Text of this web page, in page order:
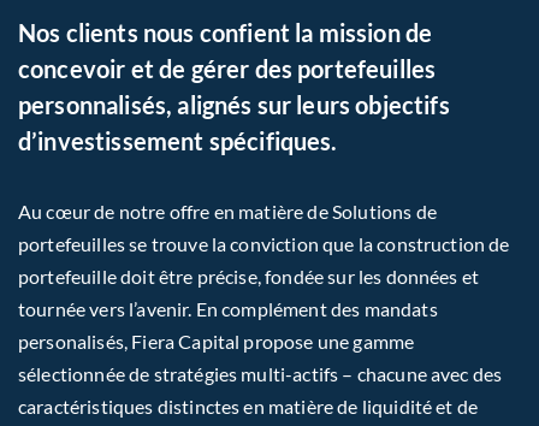
Nos clients nous confient la mission de
concevoir et de gérer des portefeuilles
personnalisés, alignés sur leurs objectifs
d’investissement spécifiques.
Au cœur de notre offre en matière de Solutions de
portefeuilles se trouve la conviction que la construction de
portefeuille doit être précise, fondée sur les données et
tournée vers l’avenir. En complément des mandats
personalisés, Fiera Capital propose une gamme
sélectionnée de stratégies multi-actifs – chacune avec des
caractéristiques distinctes en matière de liquidité et de